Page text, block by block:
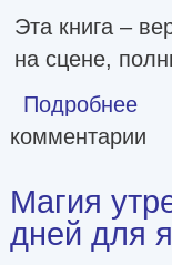
Эта книга –
на сцене,
Подробнее о
комментарии
Магия
дней для